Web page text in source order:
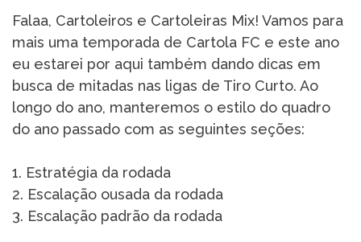
Falaa, Cartoleiros e Cartoleiras Mix! Vamos para
mais uma temporada de Cartola FC e este ano
eu estarei por aqui também dando dicas em
busca de mitadas nas ligas de Tiro Curto. Ao
longo do ano, manteremos o estilo do quadro
do ano passado com as seguintes seções:
1. Estratégia da rodada
2. Escalação ousada da rodada
3. Escalação padrão da rodada